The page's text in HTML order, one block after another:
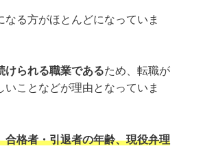
る方がほとんどになっていま
けられる職業であるため、転職が
ことなどが理由となっていま
格者・引退者の年齢、現役弁理